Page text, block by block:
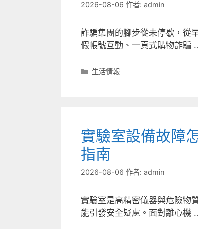
2026-08-06 作者: admin
詐騙集團的腳步從未停歇，從
假帳號互動、一頁式購物詐騙
分
生活情報
實驗室設備故障
指南
2026-08-06 作者: admin
實驗室是高精密儀器與危險物
能引發安全疑慮。面對離心機